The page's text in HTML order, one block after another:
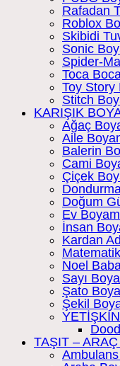
Rafadan
Roblox
Skibidi
Sonic
Spider-
Toca
Toy Story
Stitch
KARIŞIK
Ağaç
Aile
Balerin
Cami
Çiçek
Doğum
Ev
İnsan
Kardan
Noel
Sayı
Şato
Şekil
TAŞIT –